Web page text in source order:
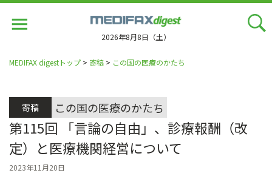
2026年8月8日（土）
MEDIFAX digestトップ > 寄稿 > この国の医療のかたち
寄稿 この国の医療のかたち
第115回 「言論の自由」、診療報酬（改
定）と医療機関経営について
2023年11月20日